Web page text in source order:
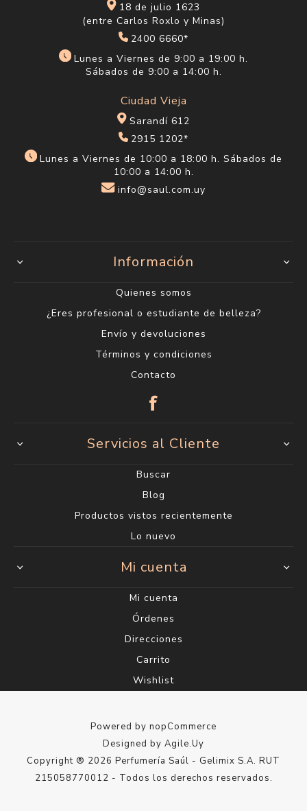
18 de julio 1623
(entre Carlos Roxlo y Minas)
2400 6660*
Lunes a Viernes de 9:00 a 19:00 h.
Sábados de 9:00 a 14:00 h.
Ciudad Vieja
Sarandí 612
2915 1202*
Lunes a Viernes de 10:00 a 18:00 h. Sábados de
10:00 a 14:00 h.
info@saul.com.uy
Información
Quienes somos
¿Eres profesional o estudiante de belleza?
Envío y devoluciones
Términos y condiciones
Contacto
Servicios al Cliente
Buscar
Blog
Productos vistos recientemente
Lo nuevo
Mi cuenta
Mi cuenta
Órdenes
Direcciones
Carrito
Wishlist
Powered by nopCommerce
Designed by Agile.Uy
Copyright ® 2026 Perfumería Saúl - Gelimix S.A. RUT
215058770012 - Todos los derechos reservados.